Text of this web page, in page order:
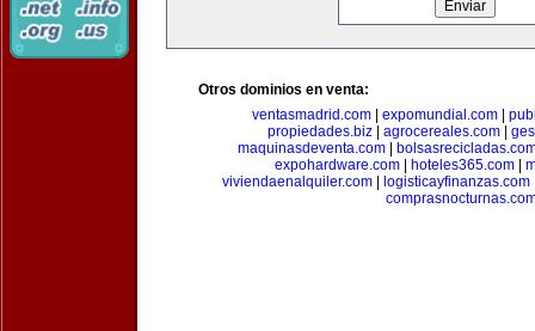
Otros dominios en venta:
ventasmadrid.com
expomundial.com
propiedades.biz| agrocereales.com|
maquinasdeventa.com
expohardware.com| hoteles365.com|
viviendaenalquiler.com
logisticayfinanzas.com